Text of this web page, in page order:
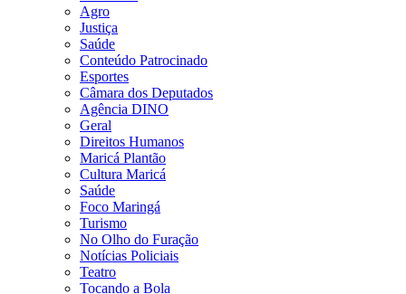
Agro
Justiça
Saúde
Conteúdo Patrocinado
Esportes
Câmara dos Deputados
Agência DINO
Geral
Direitos Humanos
Maricá Plantão
Cultura Maricá
Saúde
Foco Maringá
Turismo
No Olho do Furação
Notícias Policiais
Teatro
Tocando a Bola